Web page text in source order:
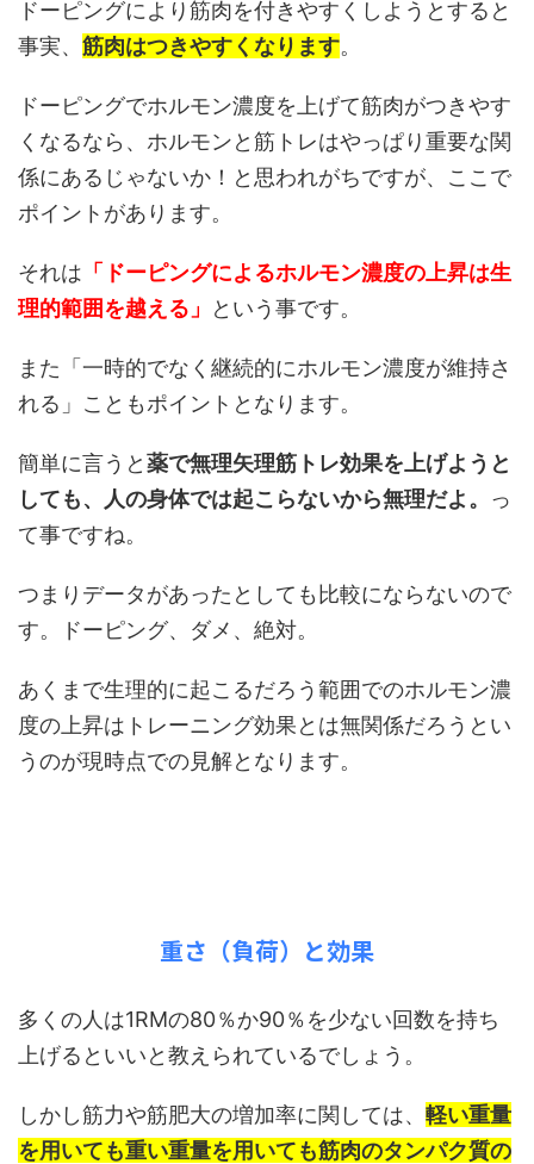
ドーピングにより筋肉を付きやすくしようとすると
事実、 筋肉はつきやすくなります。
ドーピングでホルモン濃度を上げて筋肉がつきやす
くなるなら、ホルモンと筋トレはやっぱり重要な関
係にあるじゃないか！と思われがちですが、ここで
ポイントがあります。
それは 「ドーピングによるホルモン濃度の上昇は生
理的範囲を越える」
という事です。
また「一時的でなく継続的にホルモン濃度が維持さ
れる」こともポイントとなります。
簡単に言うと薬で無理矢理筋トレ効果を上げようと
しても、人の身体では起こらないから無理だよ。 っ
て事ですね。
つまりデータがあったとしても比較にならないので
す。ドーピング、ダメ、絶対。
あくまで生理的に起こるだろう範囲でのホルモン濃
度の上昇はトレーニング効果とは無関係だろうとい
うのが現時点での見解となります。
重さ（負荷）と効果
多くの人は1RMの80％か90％を少ない回数を持ち
上げるといいと教えられているでしょう。
しかし筋力や筋肥大の増加率に関しては、 軽い重量
を用いても重い重量を用いても筋肉のタンパク質の